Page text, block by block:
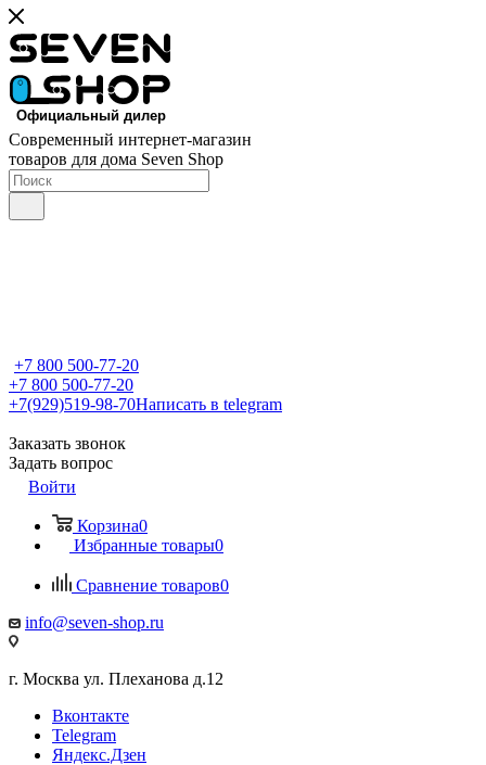
Современный интернет-магазин
товаров для дома Seven Shop
+7 800 500-77-20
+7 800 500-77-20
+7(929)519-98-70Написать в telegram
Заказать звонок
Задать вопрос
Войти
Корзина0
Избранные товары0
Сравнение товаров0
info@seven-shop.ru
г. Москва ул. Плеханова д.12
Вконтакте
Telegram
Яндекс.Дзен